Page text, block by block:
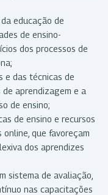
educação de
de ensino-
dos processos de
e das técnicas de
aprendizagem e a
de ensino;
de ensino e recursos
que favoreçam
dos aprendizes
sistema de avaliação,
nas capacitações